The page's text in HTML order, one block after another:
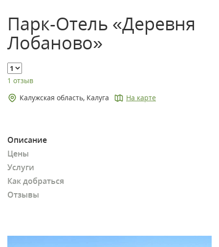
Парк-Отель «Деревня
Лобаново»
1 отзыв
Калужская область, Калуга
На карте
Описание
Цены
Услуги
Как добраться
Отзывы